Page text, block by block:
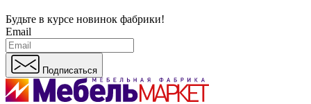
Будьте в курсе новинок фабрики!
Email
Подписаться